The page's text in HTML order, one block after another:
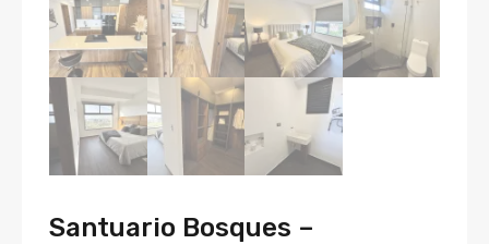
Santuario Bosques –